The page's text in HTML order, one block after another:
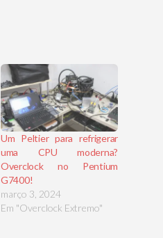
Um Peltier para refrigerar
uma CPU moderna?
Overclock no Pentium
G7400!
março 3, 2024
Em "Overclock Extremo"